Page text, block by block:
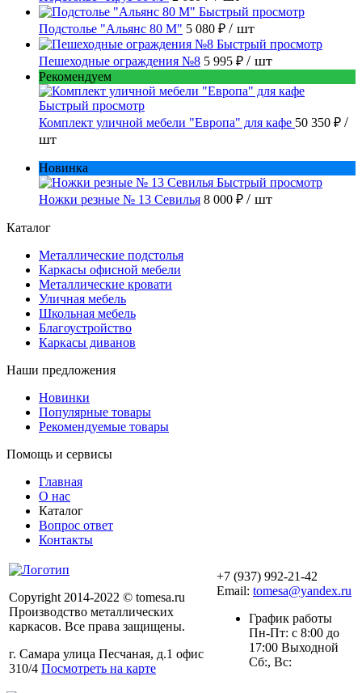
Быстрый просмотр
Подстолье "Альянс 80 М" 5 080 ₽ / шт
Быстрый просмотр
Пешеходные ограждения №8 5 995 ₽ / шт
Рекомендуем
Быстрый просмотр
Комплект уличной мебели "Европа" для кафе 50 350 ₽ /
шт
Новинка
Быстрый просмотр
Ножки резные № 13 Севилья 8 000 ₽ / шт
Каталог
Металлические подстолья
Каркасы офисной мебели
Металлические кровати
Уличная мебель
Школьная мебель
Благоустройство
Каркасы диванов
Наши предложения
Новинки
Популярные товары
Рекомендуемые товары
Помощь и сервисы
Главная
О нас
Каталог
Вопрос ответ
Контакты
Copyright 2014-2022 © tomesa.ru
Производство металлических
каркасов. Все права защищены.
г. Самара улица Песчаная, д.1 офис
310/4 Посмотреть на карте
+7 (937) 992-21-42
Email: tomesa@yandex.ru
График работы
Пн-Пт: с 8:00 до
17:00 Выходной
Сб:, Вс: